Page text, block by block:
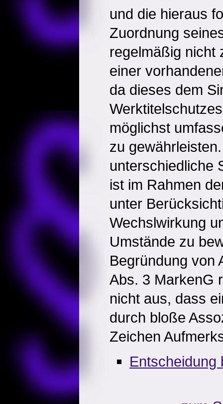
und die hieraus
Zuordnung
regelmäßig nicht
einer
da dieses dem
möglichst
zu
unterschiedliche
ist im Rahmen
unter
Wechslwirkung
Umstände zu
Begründung von
Abs. 3 MarkenG
nicht aus, dass
durch bloße
Zeichen
Entscheidung